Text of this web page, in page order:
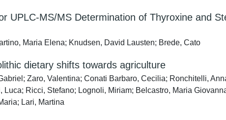
UPLC-MS/MS Determination of Thyroxine and
Maria Elena; Knudsen, David Lausten; Brede, Cato
dietary shifts towards agriculture
Zaro, Valentina; Conati Barbaro, Cecilia; Ronchitelli,
Ricci, Stefano; Lognoli, Miriam; Belcastro, Maria
Lari, Martina